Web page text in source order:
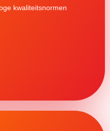
kwaliteitsnormen